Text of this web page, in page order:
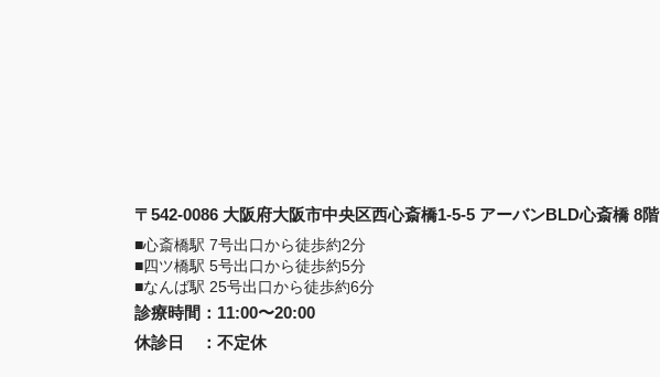
〒542-0086 大阪府大阪市中央区西心斎橋1-5-5 アーバンBLD心斎橋 8階
■心斎橋駅 7号出口から徒歩約2分
■四ツ橋駅 5号出口から徒歩約5分
■なんば駅 25号出口から徒歩約6分
診療時間 ： 11:00〜20:00
休診日
： 不定休